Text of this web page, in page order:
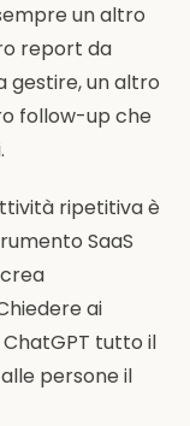
un altro
report da
gestire, un altro
follow-up che
ripetitiva è
SaaS
ai
tutto il
persone il